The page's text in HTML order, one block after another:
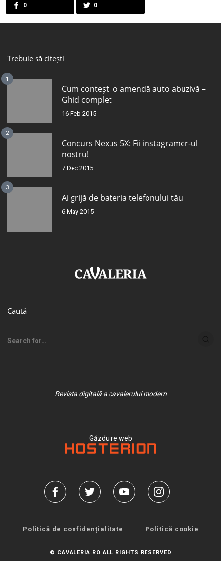
0 0
Trebuie să citești
1
Cum contești o amendă auto abuzivă –
Ghid complet
16 Feb 2015
2
Concurs Nexus 5X: Fii instagramer-ul
nostru!
7 Dec 2015
3
Ai grijă de bateria telefonului tău!
6 May 2015
Caută
Revista digitală a cavalerului modern
Găzduire web
Politică de confidențialitate Politică cookie
© CAVALERIA.RO ALL RIGHTS RESERVED